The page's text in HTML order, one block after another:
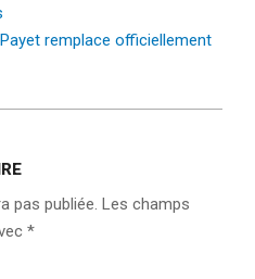
remplace officiellement
pas publiée. Les champs
*